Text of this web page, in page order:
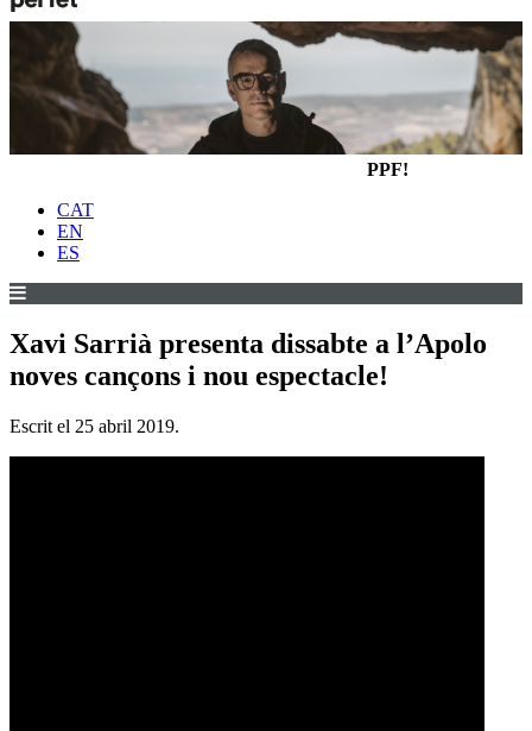
PPF!
CAT
EN
ES
Xavi Sarrià presenta dissabte a l’Apolo
noves cançons i nou espectacle!
Escrit el 25 abril 2019.